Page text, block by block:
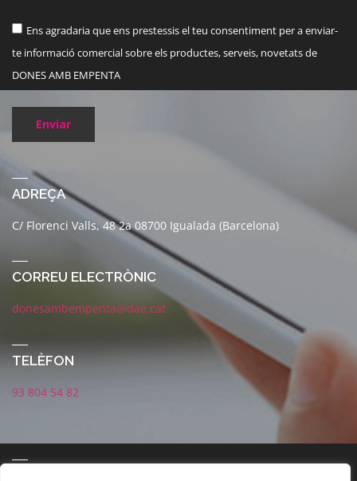
Ens agradaria que ens prestessis el teu consentiment per a enviar-
te informació comercial sobre els productes, serveis, novetats de
DONES AMB EMPENTA
Enviar
ADREÇA
C/ Florenci Valls, 48 2a 08700 Igualada (Barcelona)
CORREU ELECTRÒNIC
donesambempenta@dae.cat
TELÈFON
93 804 54 82